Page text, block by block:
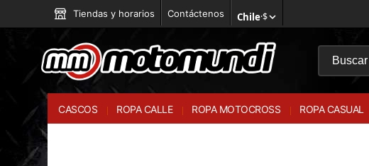
Tiendas y horarios Contáctenos Chile·$
CASCOS ROPA CALLE ROPA MOTOCROSS ROPA CASUAL